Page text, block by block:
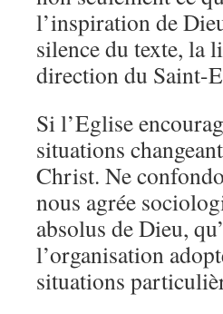
l’inspiration de
silence du texte, la
direction du Saint-
Si l’Eglise
situations
Christ. Ne
nous agrée
absolus de Dieu,
l’organisation
situations